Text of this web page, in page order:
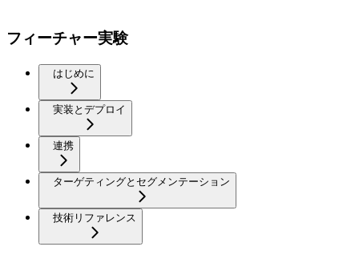
フィーチャー実験
はじめに
実装とデプロイ
連携
ターゲティングとセグメンテーション
技術リファレンス